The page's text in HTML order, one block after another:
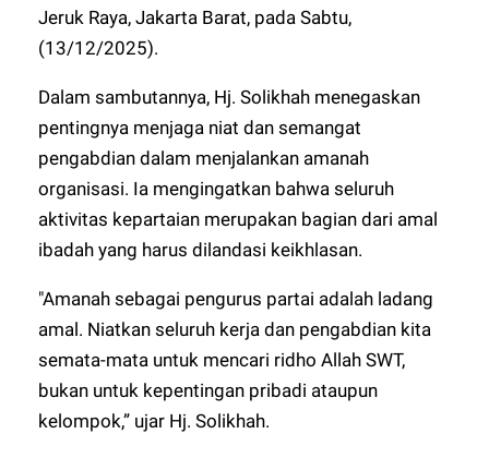
Jeruk Raya, Jakarta Barat, pada Sabtu,
(13/12/2025).
Dalam sambutannya, Hj. Solikhah menegaskan
pentingnya menjaga niat dan semangat
pengabdian dalam menjalankan amanah
organisasi. Ia mengingatkan bahwa seluruh
aktivitas kepartaian merupakan bagian dari amal
ibadah yang harus dilandasi keikhlasan.
"Amanah sebagai pengurus partai adalah ladang
amal. Niatkan seluruh kerja dan pengabdian kita
semata-mata untuk mencari ridho Allah SWT,
bukan untuk kepentingan pribadi ataupun
kelompok,” ujar Hj. Solikhah.